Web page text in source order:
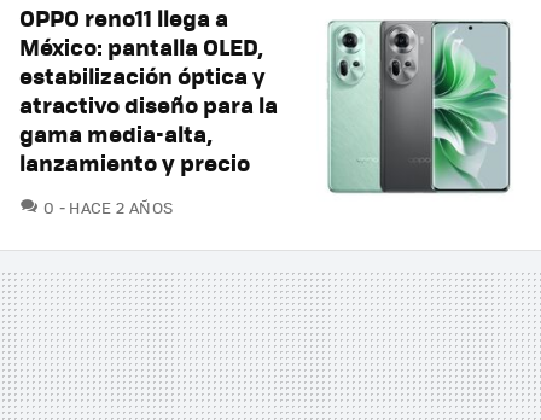
OPPO reno11 llega a
México: pantalla OLED,
estabilización óptica y
atractivo diseño para la
gama media-alta,
lanzamiento y precio
0 COMENTARIOS
HACE 2 AÑOS